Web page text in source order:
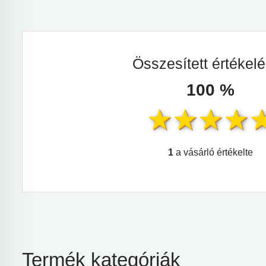
Összesített
100 %
1 a vásárló értékelte
Termék kategóriák